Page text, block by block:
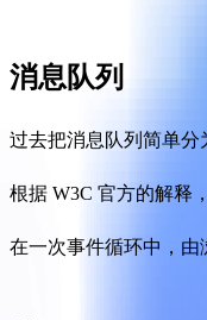
消息队列
过去把消息队列简单分
根据 W3C 官方的解释
在一次事件循环中，由